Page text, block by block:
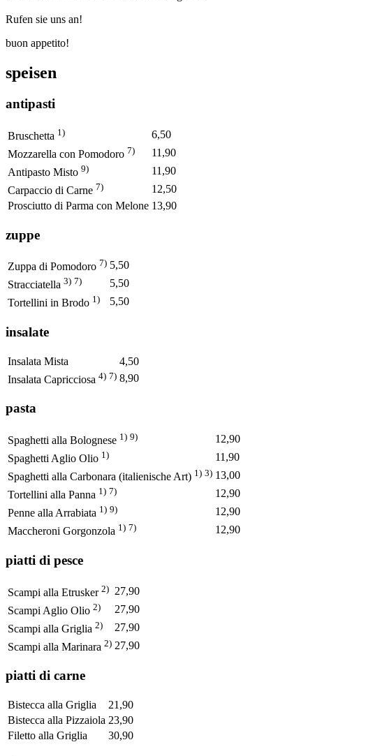
Rufen sie uns an!
buon appetito!
speisen
antipasti
Bruschetta 1)
6,50
Mozzarella con Pomodoro 7)
11,90
Antipasto Misto 9)
11,90
Carpaccio di Carne 7)
12,50
Prosciutto di Parma con Melone 13,90
zuppe
Zuppa di Pomodoro 7) 5,50
Stracciatella 3) 7)
5,50
Tortellini in Brodo 1) 5,50
insalate
Insalata Mista
4,50
Insalata Capricciosa 4) 7) 8,90
pasta
Spaghetti alla Bolognese 1) 9)
12,90
Spaghetti Aglio Olio 1)
11,90
Spaghetti alla Carbonara (italienische Art) 1) 3) 13,00
Tortellini alla Panna 1) 7)
12,90
Penne alla Arrabiata 1) 9)
12,90
Maccheroni Gorgonzola 1) 7) 12,90
piatti di pesce
Scampi alla Etrusker 2) 27,90
Scampi Aglio Olio 2)
27,90
Scampi alla Griglia 2)
27,90
Scampi alla Marinara 2) 27,90
piatti di carne
Bistecca alla Griglia
21,90
Bistecca alla Pizzaiola 23,90
Filetto alla Griglia
30,90